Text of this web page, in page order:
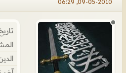
09-05-2010, 06:29